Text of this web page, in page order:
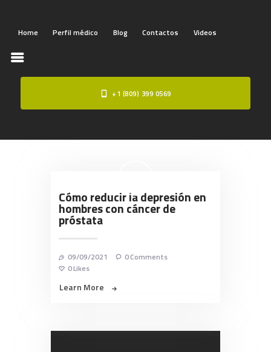
Home Perfil médico Blog Contactos Videos
+1 (809) 399 0569
BLOG
Cómo reducir la depresión en
hombres con cáncer de
próstata
09/09/2021 0Comments
0Likes
Learn More